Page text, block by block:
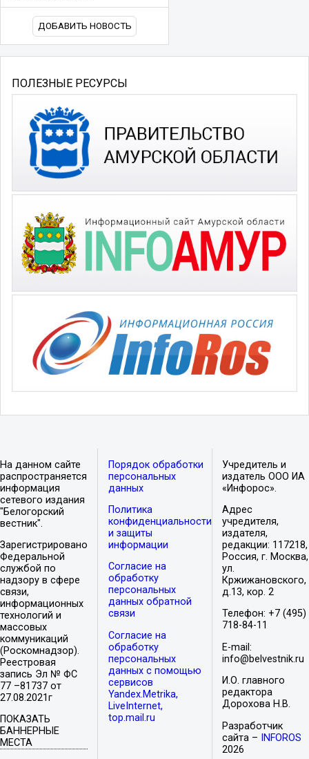
ДОБАВИТЬ НОВОСТЬ
ПОЛЕЗНЫЕ РЕСУРСЫ
На данном сайте
распространяется
информация
сетевого издания
"Белогорский
вестник".
Зарегистрировано
Федеральной
службой по
надзору в сфере
связи,
информационных
технологий и
массовых
коммуникаций
(Роскомнадзор).
Реестровая
запись Эл № ФС
77 –81737 от
27.08.2021г
ПОКАЗАТЬ
БАННЕРНЫЕ
МЕСТА
Порядок обработки
персональных
данных
Политика
конфиденциальности
и защиты
информации
Согласие на
обработку
персональных
данных обратной
связи
Согласие на
обработку
персональных
данных с помощью
сервисов
Yandex.Metrika,
LiveInternet,
top.mail.ru
Учредитель и
издатель ООО ИА
«Инфорос».
Адрес
учредителя,
издателя,
редакции: 117218,
Россия, г. Москва,
ул.
Кржижановского,
д.13, кор. 2
Телефон: +7 (495)
718-84-11
E-mail:
info@belvestnik.ru
И.О. главного
редактора
Дорохова Н.В.
Разработчик
сайта –
INFOROS
2026